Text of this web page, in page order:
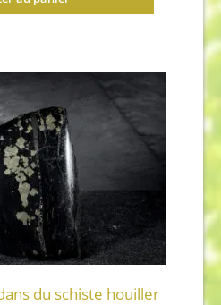
du schiste houiller